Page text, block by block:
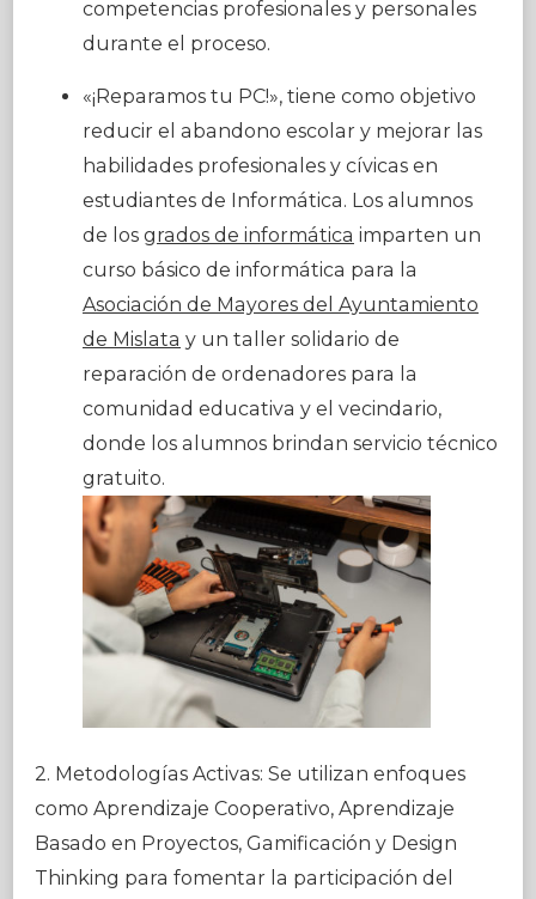
competencias profesionales y personales
durante el proceso.
«¡Reparamos tu PC!», tiene como objetivo
reducir el abandono escolar y mejorar las
habilidades profesionales y cívicas en
estudiantes de Informática. Los alumnos
de los grados de informática imparten un
curso básico de informática para la
Asociación de Mayores del Ayuntamiento
de Mislata y un taller solidario de
reparación de ordenadores para la
comunidad educativa y el vecindario,
donde los alumnos brindan servicio técnico
gratuito.
2. Metodologías Activas: Se utilizan enfoques
como Aprendizaje Cooperativo, Aprendizaje
Basado en Proyectos, Gamificación y Design
Thinking para fomentar la participación del